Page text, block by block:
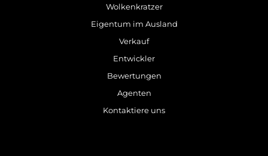
Wolkenkratzer
Eigentum im Ausland
Verkauf
Entwickler
Bewertungen
Agenten
Kontaktiere uns